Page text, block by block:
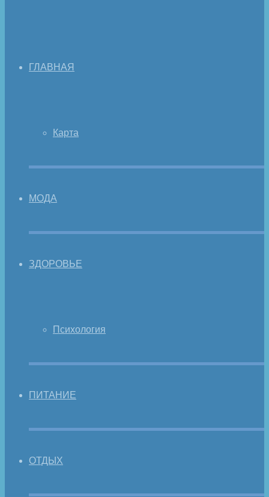
ГЛАВНАЯ
Карта
МОДА
ЗДОРОВЬЕ
Психология
ПИТАНИЕ
ОТДЫХ